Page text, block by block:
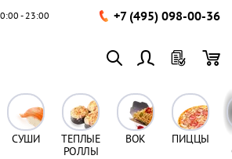
- 23:00 +7 (495) 098-00-36
СУШИ
ТЕПЛЫЕ
РОЛЛЫ
ВОК ПИЦЦЫ